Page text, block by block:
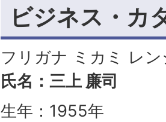
ビジネス・カ
フリガナ ミカミ レン
氏名：三上 廉司
生年：1955年